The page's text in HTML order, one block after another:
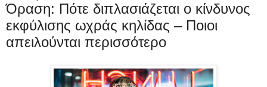
Όραση: Πότε διπλασιάζεται ο κίνδυνος
εκφύλισης ωχράς κηλίδας – Ποιοι
απειλούνται περισσότερο